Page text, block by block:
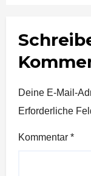
Deine E-Mail-
Erforderliche
Kommentar *